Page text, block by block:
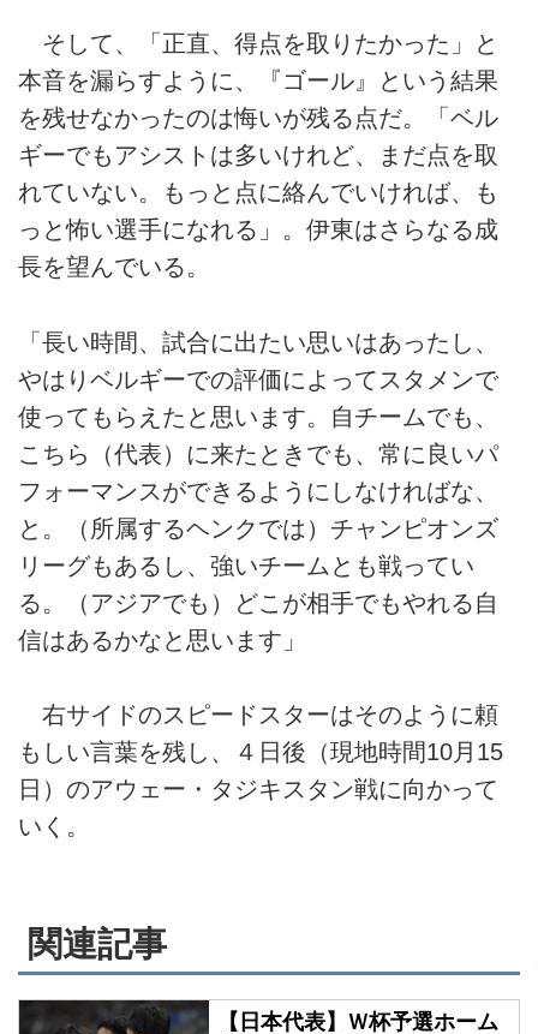
そして、「正直、得点を取りたかった」と
本音を漏らすように、『ゴール』という結果
を残せなかったのは悔いが残る点だ。「ベル
ギーでもアシストは多いけれど、まだ点を取
れていない。もっと点に絡んでいければ、も
っと怖い選手になれる」。伊東はさらなる成
長を望んでいる。
「長い時間、試合に出たい思いはあったし、
やはりベルギーでの評価によってスタメンで
使ってもらえたと思います。自チームでも、
こちら（代表）に来たときでも、常に良いパ
フォーマンスができるようにしなければな、
と。（所属するヘンクでは）チャンピオンズ
リーグもあるし、強いチームとも戦ってい
る。（アジアでも）どこが相手でもやれる自
信はあるかなと思います」
右サイドのスピードスターはそのように頼
もしい言葉を残し、４日後（現地時間10月15
日）のアウェー・タジキスタン戦に向かって
いく。
関連記事
【日本代表】Ｗ杯予選ホーム